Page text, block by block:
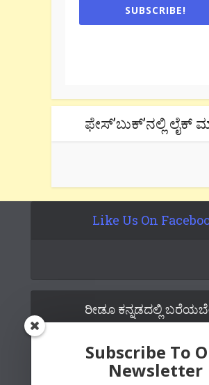
SUBSCRIBE!
ಫೇಸ್’ಬುಕ್’ನಲ್ಲಿ ಲೈಕ್
Like Us On
ರೀಡೂ ಕನ್ನಡದಲ್ಲಿ
Subscribe To
Newsletter